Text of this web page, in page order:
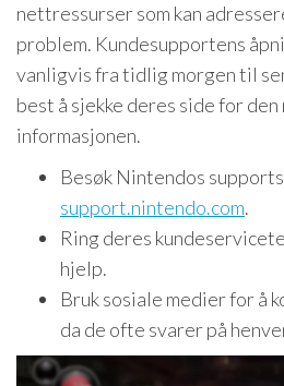
nettressurser som kan
problem. Kundesupportens
vanligvis fra tidlig morgen til
best å sjekke deres side for
informasjonen.
Besøk Nintendos
support.nintendo.com.
Ring deres
hjelp.
Bruk sosiale medier for å
da de ofte svarer på